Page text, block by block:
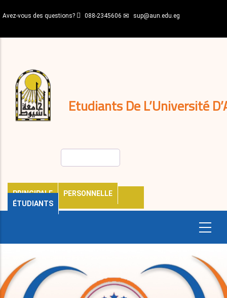
au
principal
Avez-vous des questions? 088-2345606 sup@aun.edu.eg
Etudiants De L’Université
PRINCIPALE
PERSONNELLE
ÉTUDIANTS
décisions
Expatriés
Journal